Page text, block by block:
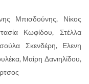
Μπισδούνης, Νίκος
Κωφίδου, Στέλλα
Σκενδέρη, Ελενη
Μαίρη Δανιηλίδου,